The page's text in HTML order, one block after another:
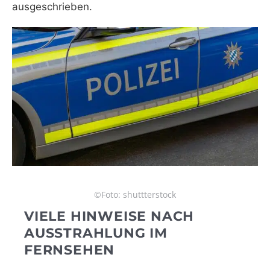
ausgeschrieben.
©Foto: shuttterstock
VIELE HINWEISE NACH
AUSSTRAHLUNG IM
FERNSEHEN